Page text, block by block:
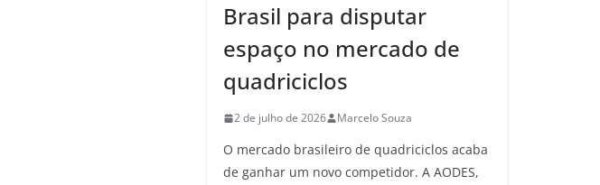
Brasil para disputar
espaço no mercado de
quadriciclos
2 de julho de 2026 Marcelo Souza
O mercado brasileiro de quadriciclos acaba
de ganhar um novo competidor. A AODES,